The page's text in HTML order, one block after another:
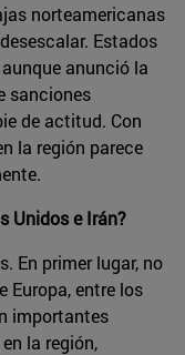
norteamericanas
Estados
anunció la
sanciones
de actitud. Con
la región parece
Unidos e Irán?
En primer lugar, no
Europa, entre los
importantes
la región,